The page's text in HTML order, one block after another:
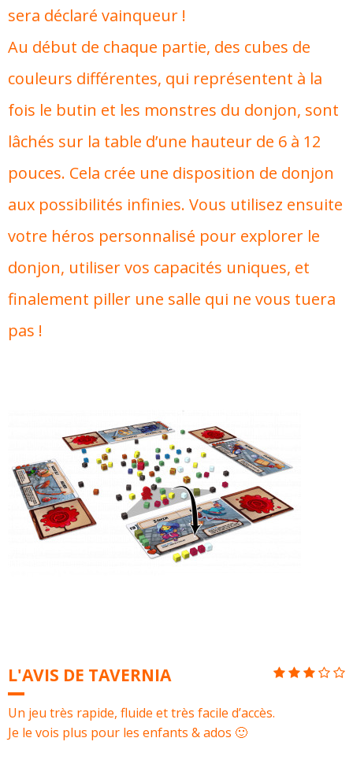
sera déclaré vainqueur !
Au début de chaque partie, des cubes de
couleurs différentes, qui représentent à la
fois le butin et les monstres du donjon, sont
lâchés sur la table d’une hauteur de 6 à 12
pouces. Cela crée une disposition de donjon
aux possibilités infinies. Vous utilisez ensuite
votre héros personnalisé pour explorer le
donjon, utiliser vos capacités uniques, et
finalement piller une salle qui ne vous tuera
pas !
L'AVIS DE TAVERNIA
Un jeu très rapide, fluide et très facile d’accès.
Je le vois plus pour les enfants & ados 🙂